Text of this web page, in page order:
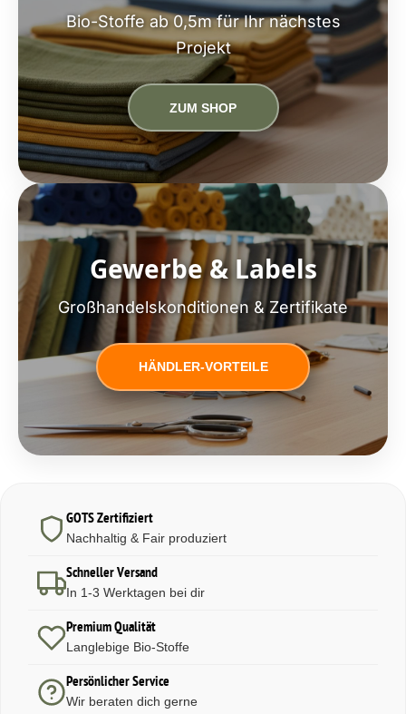
Bio-Stoffe ab 0,5m für Ihr nächstes
Projekt
ZUM SHOP
Gewerbe & Labels
Großhandelskonditionen & Zertifikate
HÄNDLER-VORTEILE
GOTS Zertifiziert
Nachhaltig & Fair produziert
Schneller Versand
In 1-3 Werktagen bei dir
Premium Qualität
Langlebige Bio-Stoffe
Persönlicher Service
Wir beraten dich gerne